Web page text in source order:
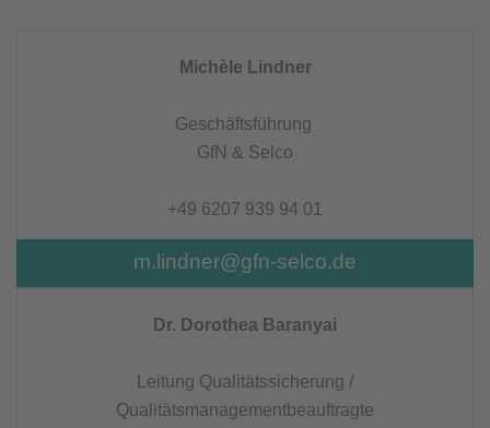
Michèle Lindner
Geschäftsführung
GfN & Selco
+49 6207 939 94 01
m.lindner@gfn-selco.de
Dr. Dorothea Baranyai
Leitung Qualitätssicherung /
Qualitätsmanagementbeauftragte